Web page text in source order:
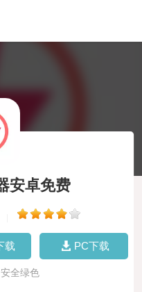
安卓免费
载 PC下载
全绿色